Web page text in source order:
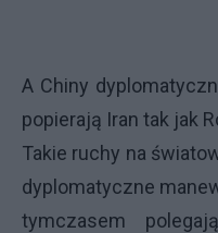
A Chiny
popierają Iran tak jak
Takie ruchy na
dyplomatyczne
tymczasem